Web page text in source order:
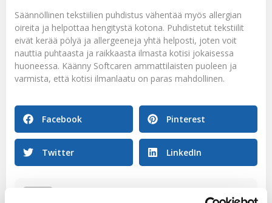
Säännöllinen tekstiilien puhdistus vähentää myös allergian
oireita ja helpottaa hengitystä kotona. Puhdistetut tekstiilit
eivät kerää pölyä ja allergeeneja yhtä helposti, joten voit
nauttia puhtaasta ja raikkaasta ilmasta kotisi jokaisessa
huoneessa. Käänny Softcaren ammattilaisten puoleen ja
varmista, että kotisi ilmanlaatu on paras mahdollinen.
Facebook Pinterest
Twitter LinkedIn